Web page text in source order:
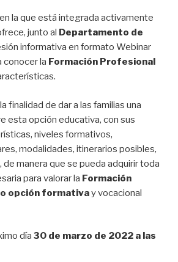
la que está integrada activamente
junto al Departamento de
informativa en formato Webinar
conocer la Formación Profesional
finalidad de dar a las familias una
esta opción educativa, con sus
niveles formativos,
modalidades, itinerarios posibles,
de manera que se pueda adquirir toda
para valorar la Formación
opción formativay vocacional
día 30 de marzo de 2022 a las